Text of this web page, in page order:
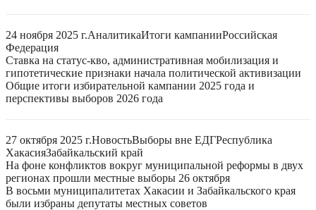
24 ноября 2025 г.АналитикаИтоги кампанииРоссийская
Федерация
Ставка на статус-кво, административная мобилизация и
гипотетические признаки начала политической активизации
Общие итоги избирательной кампании 2025 года и
перспективы выборов 2026 года
27 октября 2025 г.НовостьВыборы вне ЕДГРеспублика
ХакасияЗабайкальский край
На фоне конфликтов вокруг муниципальной реформы в двух
регионах прошли местные выборы 26 октября
В восьми муниципалитетах Хакасии и Забайкальского края
были избраны депутаты местных советов